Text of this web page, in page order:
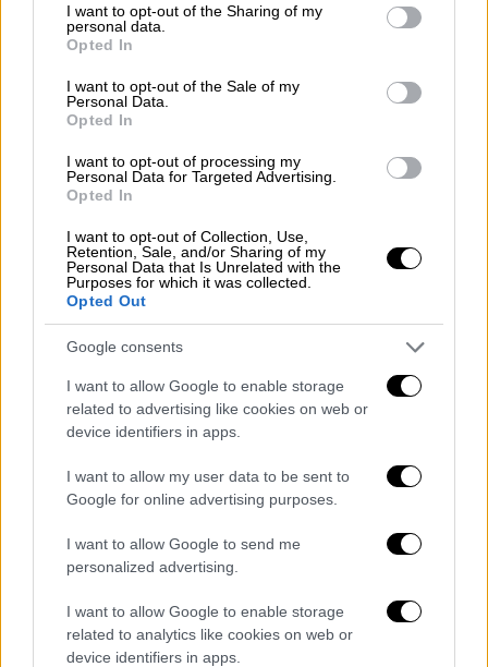
not limited to your visit or usage behaviour. You may click to
grant or deny consent to Google and its third-party tags to
use your data for below specified purposes in below Google
consent section.
I want to opt-out of the Sharing of my
personal data.
Opted In
I want to opt-out of the Sale of my
Personal Data.
Opted In
I want to opt-out of processing my
Personal Data for Targeted Advertising.
Opted In
I want to opt-out of Collection, Use,
Retention, Sale, and/or Sharing of my
Personal Data that Is Unrelated with the
Purposes for which it was collected.
Opted Out
Google consents
I want to allow Google to enable storage
related to advertising like cookies on web or
device identifiers in apps.
I want to allow my user data to be sent to
Google for online advertising purposes.
I want to allow Google to send me
personalized advertising.
I want to allow Google to enable storage
related to analytics like cookies on web or
device identifiers in apps.
Για το σπίτι της που κάηκε από την πυρκαγιά
πριν από 2 χρόνια, η
τόνισε: «Σιγά σιγά το φτιάχνουμε. Όλα
γίνονται, αυτό που δεν επιστρέφει είναι η
ανθρώπινη ζωή. Το πρώτο πράγμα που
σκέφτηκαν ήταν να μη στεναχωρήσω τον
άντρα μου που έχει την καρδιά του και μετά
ζωάκια μου. Υπάρχουν στιγμές που με ρίχνει
το γεγονός, αλλά είναι για λίγο γιατί πρέπει
να δώσω κουράγιο στην οικογένειά μου».
Για τον έναν χρόνο από τον θάνατο του
Ρόμπερτ Ουίλιαμς, η Μπέσσυ Αργυράκη
εξομολογήθηκε: «Ήταν για εμένα ένας
εξαιρετικός και μοναδικός άνθρωπος. Ήταν
τόσο άδικο αυτό. Προσπαθώ να μη το φέρνω
στο μυαλό μου. Είναι στον παράδεισο,
μελωδίες του».
απάντησε: «Ενώ στην αρχή νευρίαζα πάρα
πολύ, στο τέλος κατάλαβα ότι υπάρχουν